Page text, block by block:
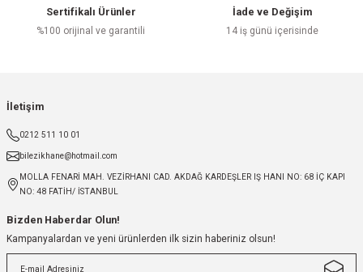
Sertifikalı Ürünler
%100 orijinal ve garantili
İade ve Değişim
14 iş günü içerisinde
İletişim
0212 511 10 01
bilezikhane@hotmail.com
MOLLA FENARİ MAH. VEZİRHANI CAD. AKDAĞ KARDEŞLER IŞ HANI NO: 68 İÇ KAPI
NO: 48 FATİH/ İSTANBUL
Bizden Haberdar Olun!
Kampanyalardan ve yeni ürünlerden ilk sizin haberiniz olsun!